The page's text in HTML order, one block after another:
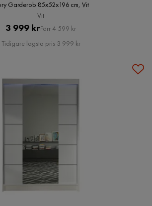
Garderob 85x52x196 cm, Vit
Vit
Pris
3 999 krOriginal
Pris
Förr 4 599 kr
Tidigare lägsta pris 3 999 kr